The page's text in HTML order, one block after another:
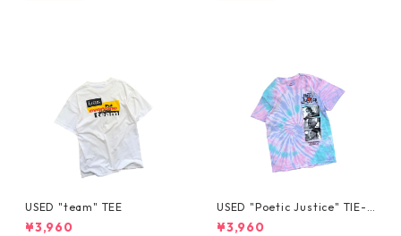
USED "team" TEE
¥3,960
USED "Poetic Justice" TIE-D
YE TEE
¥3,960